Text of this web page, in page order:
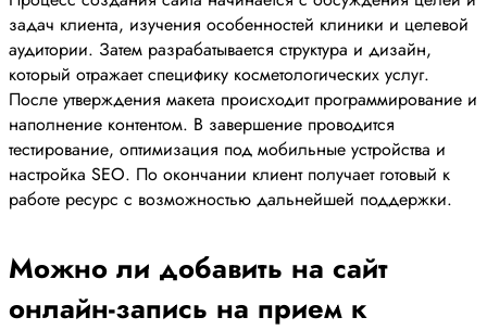
задач клиента, изучения особенностей клиники и целевой
аудитории. Затем разрабатывается структура и дизайн,
который отражает специфику косметологических услуг.
После утверждения макета происходит программирование и
наполнение контентом. В завершение проводится
тестирование, оптимизация под мобильные устройства и
настройка SEO. По окончании клиент получает готовый к
работе ресурс с возможностью дальнейшей поддержки.
Можно ли добавить на сайт
онлайн-запись на прием к